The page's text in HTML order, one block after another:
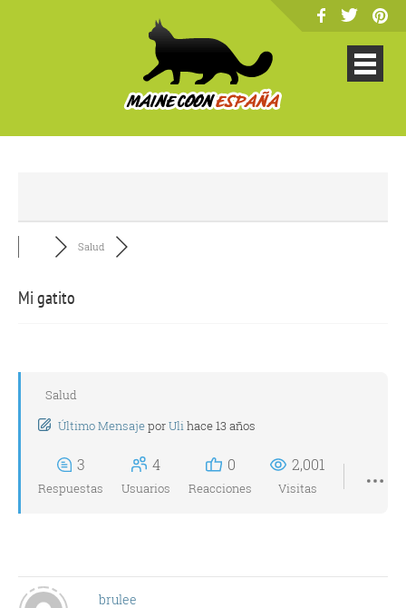
Salud
Mi gatito
Salud
Último MensajeporUlihace 13 años
3
Respuestas
4
Usuarios
0
Reacciones
2,001
Visitas
brulee